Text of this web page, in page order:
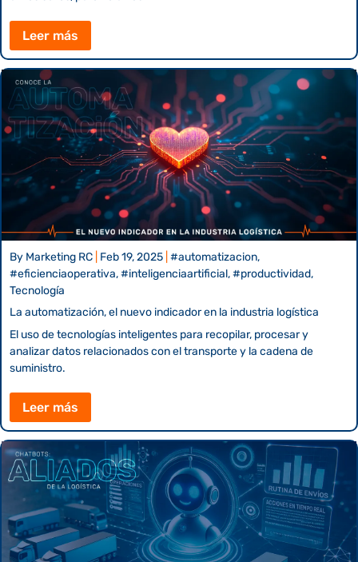
Leer más
By Marketing RC Feb 19, 2025 #automatizacion,
#eficienciaoperativa, #inteligenciaartificial, #productividad,
Tecnología
La automatización, el nuevo indicador en la industria logística
El uso de tecnologías inteligentes para recopilar, procesar y
analizar datos relacionados con el transporte y la cadena de
suministro.
Leer más